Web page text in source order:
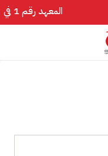
المعهد رقم 1 في تأسيس اللغة الإنجليزية